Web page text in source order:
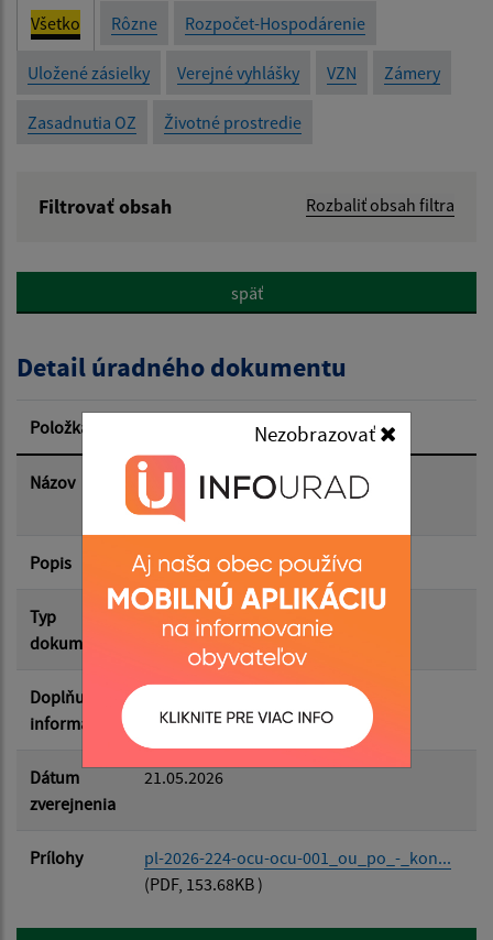
Nezobrazovať
Všetko Rôzne Rozpočet-Hospodárenie
Uložené zásielky Verejné vyhlášky VZN Zámery
Zasadnutia OZ Životné prostredie
Filtrovať obsah Rozbaliť obsah filtra
Popis:
Dátum zverejnenia od:
Dátum zverejnenia do:
Filtrovať Reset
späť
Detail úradného dokumentu
Položka
Názov
Správa o hodnotení strategického
dokumentu
Popis
Typ
dokumentu
Životné prostredie
Doplňujúce
informácie
Dátum
zverejnenia
21.05.2026
Prílohy
pl-2026-224-ocu-ocu-001_ou_po_-_kon...
(PDF, 153.68KB )